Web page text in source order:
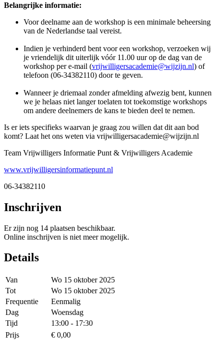
Belangrijke informatie:
Voor deelname aan de workshop is een minimale beheersing
van de Nederlandse taal vereist.
Indien je verhinderd bent voor een workshop, verzoeken wij
je vriendelijk dit uiterlijk vóór 11.00 uur op de dag van de
workshop per e-mail (vrijwilligersacademie@wijzijn.nl) of
telefoon (06-34382110) door te geven.
Wanneer je driemaal zonder afmelding afwezig bent, kunnen
we je helaas niet langer toelaten tot toekomstige workshops
om andere deelnemers de kans te bieden deel te nemen.
Is er iets specifieks waarvan je graag zou willen dat dit aan bod
komt? Laat het ons weten via vrijwilligersacademie@wijzijn.nl
Team Vrijwilligers Informatie Punt & Vrijwilligers Academie
www.vrijwilligersinformatiepunt.nl
06-34382110
Inschrijven
Er zijn nog 14 plaatsen beschikbaar.
Online inschrijven is niet meer mogelijk.
Details
Van
Wo 15 oktober 2025
Tot
Wo 15 oktober 2025
Frequentie
Eenmalig
Dag
Woensdag
Tijd
13:00 - 17:30
Prijs
€ 0,00